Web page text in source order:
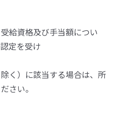
給資格及び手当額につい
定を受け
く）に該当する場合は、所
さい。